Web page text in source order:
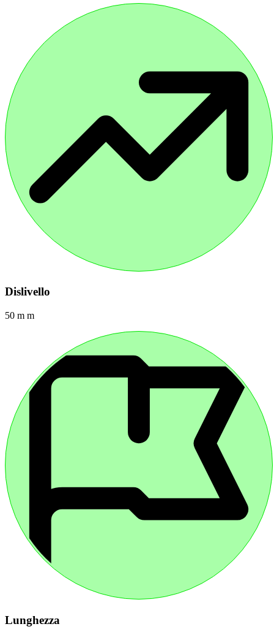
Dislivello
50 m m
Lunghezza